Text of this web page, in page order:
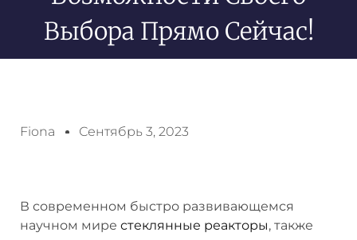
Выбора Прямо Сейчас!
Fiona Сентябрь 3, 2023
В современном быстро развивающемся
научном мире стеклянные реакторы, также